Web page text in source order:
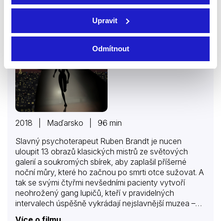
Upravit
Odmítnout
2018 | Maďarsko | 96 min
Slavný psychoterapeut Ruben Brandt je nucen
uloupit 13 obrazů klasických mistrů ze světových
galerií a soukromých sbírek, aby zaplašil příšerné
noční můry, které ho začnou po smrti otce sužovat. A
tak se svými čtyřmi nevšedními pacienty vytvoří
neohrožený gang lupičů, kteří v pravidelných
intervalech úspěšně vykrádají nejslavnější muzea –
Louvre, Tate, Uffizi, Hermitage a MoMa. „Sběratel“ se